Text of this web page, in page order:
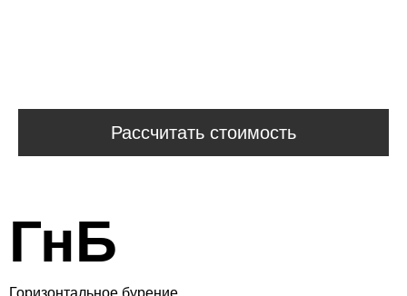
Рассчитать стоимость
ГнБ
Горизонтальное бурение